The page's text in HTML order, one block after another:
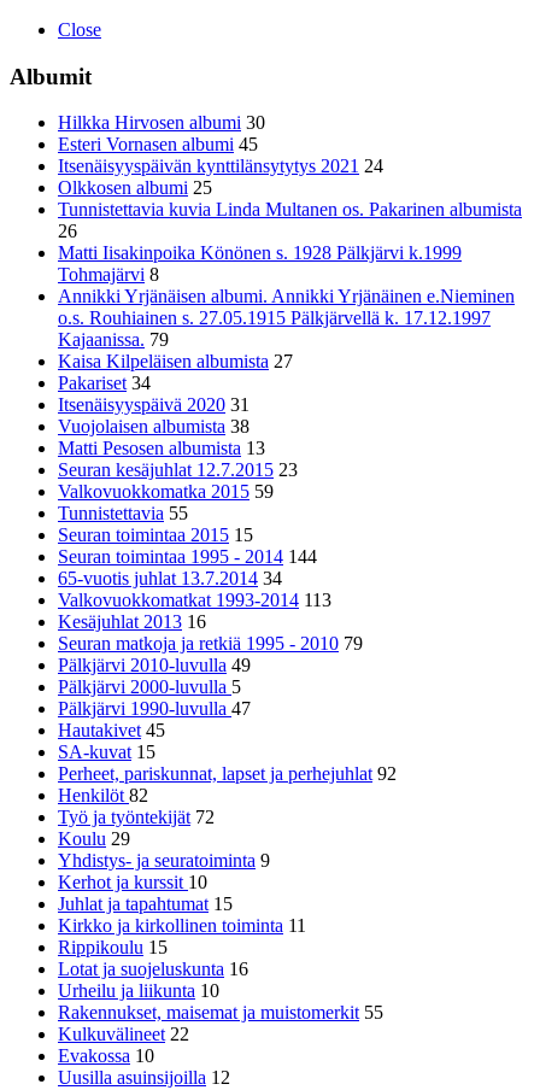
Close
Albumit
Hilkka Hirvosen albumi 30
Esteri Vornasen albumi 45
Itsenäisyyspäivän kynttilänsytytys 2021 24
Olkkosen albumi 25
Tunnistettavia kuvia Linda Multanen os. Pakarinen albumista
26
Matti Iisakinpoika Könönen s. 1928 Pälkjärvi k.1999
Tohmajärvi 8
Annikki Yrjänäisen albumi. Annikki Yrjänäinen e.Nieminen
o.s. Rouhiainen s. 27.05.1915 Pälkjärvellä k. 17.12.1997
Kajaanissa. 79
Kaisa Kilpeläisen albumista 27
Pakariset 34
Itsenäisyyspäivä 2020 31
Vuojolaisen albumista 38
Matti Pesosen albumista 13
Seuran kesäjuhlat 12.7.2015 23
Valkovuokkomatka 2015 59
Tunnistettavia 55
Seuran toimintaa 2015 15
Seuran toimintaa 1995 - 2014 144
65-vuotis juhlat 13.7.2014 34
Valkovuokkomatkat 1993-2014 113
Kesäjuhlat 2013 16
Seuran matkoja ja retkiä 1995 - 2010 79
Pälkjärvi 2010-luvulla 49
Pälkjärvi 2000-luvulla 5
Pälkjärvi 1990-luvulla 47
Hautakivet 45
SA-kuvat 15
Perheet, pariskunnat, lapset ja perhejuhlat 92
Henkilöt82
Työ ja työntekijät 72
Koulu 29
Yhdistys- ja seuratoiminta 9
Kerhot ja kurssit 10
Juhlat ja tapahtumat 15
Kirkko ja kirkollinen toiminta 11
Rippikoulu 15
Lotat ja suojeluskunta 16
Urheilu ja liikunta 10
Rakennukset, maisemat ja muistomerkit 55
Kulkuvälineet 22
Evakossa 10
Uusilla asuinsijoilla 12